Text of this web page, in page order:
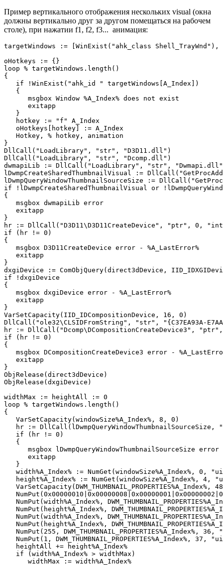
Пример вертикального отображения нескольких visual (окна
должны вертикально друг за другом помещаться на рабочем
столе), при нажатии f1, f2, f3... анимация:
targetWindows := [WinExist("ahk_class Shell_TrayWnd"),
oHotkeys := {}
loop % targetWindows.length()
{
   if !WinExist("ahk_id " targetWindows[A_Index])
   {
      msgbox Window %A_Index% does not exist
      exitapp
   }
   hotkey := "f" A_Index
   oHotkeys[hotkey] := A_Index
   Hotkey, % hotkey, animation
}
DllCall("LoadLibrary", "str", "D3D11.dll")
DllCall("LoadLibrary", "str", "Dcomp.dll")
dwmapiLib := DllCall("LoadLibrary", "str",
lDwmpCreateSharedThumbnailVisual :=
lDwmpQueryWindowThumbnailSourceSize :=
if !lDwmpCreateSharedThumbnailVisual or
{
   msgbox dwmapiLib error
   exitapp
}
hr := DllCall("D3D11\D3D11CreateDevice", "ptr", 0, "int",
if (hr != 0)
{
   msgbox D3D11CreateDevice error - %A_LastError%
   exitapp
}
dxgiDevice := ComObjQuery(direct3dDevice,
if !dxgiDevice
{
   msgbox dxgiDevice error - %A_LastError%
   exitapp
}
VarSetCapacity(IID_IDCompositionDevice, 16, 0)
DllCall("ole32\CLSIDFromString", "str", "{C37EA93A-
hr := DllCall("Dcomp\DCompositionCreateDevice3",
if (hr != 0)
{
msgbox DCompositionCreateDevice3 error -
   exitapp
}
ObjRelease(direct3dDevice)
ObjRelease(dxgiDevice)
widthMax := heightAll := 0
loop % targetWindows.length()
{
   VarSetCapacity(windowSize%A_Index%, 8, 0)
hr := DllCall(lDwmpQueryWindowThumbnailSourceSize,
   if (hr != 0)
   {
msgbox lDwmpQueryWindowThumbnailSourceSize error
      exitapp
   }
width%A_Index% := NumGet(windowSize%A_Index%, 0,
height%A_Index% := NumGet(windowSize%A_Index%, 4,
VarSetCapacity(DWM_THUMBNAIL_PROPERTIES%A_Index%,
NumPut(width%A_Index%,
NumPut(height%A_Index%,
NumPut(width%A_Index%,
NumPut(height%A_Index%,
NumPut(255, DWM_THUMBNAIL_PROPERTIES%A_Index%, 36,
NumPut(1, DWM_THUMBNAIL_PROPERTIES%A_Index%, 37,
   heightAll += height%A_Index%
   if (width%A_Index% > widthMax)
      widthMax := width%A_Index%